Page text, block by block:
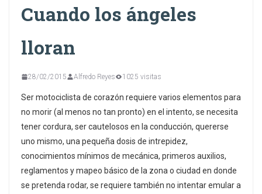
Cuando los ángeles
lloran
28/02/2015 Alfredo Reyes 1025 visitas
Ser motociclista de corazón requiere varios elementos para
no morir (al menos no tan pronto) en el intento, se necesita
tener cordura, ser cautelosos en la conducción, quererse
uno mismo, una pequeña dosis de intrepidez,
conocimientos mínimos de mecánica, primeros auxilios,
reglamentos y mapeo básico de la zona o ciudad en donde
se pretenda rodar, se requiere también no intentar emular a